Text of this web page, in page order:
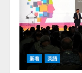
新着 英語